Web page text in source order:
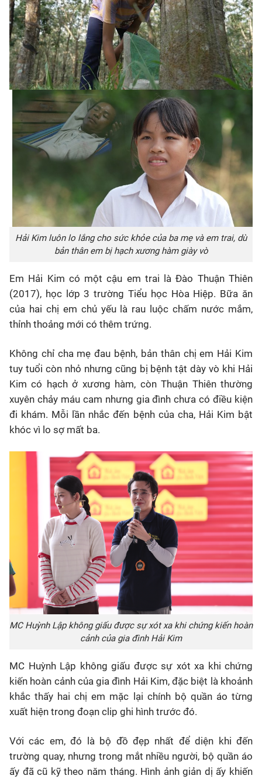
Hải Kim luôn lo lắng cho sức khỏe của ba mẹ và em trai, dù
bản thân em bị hạch xương hàm giày vò
Em Hải Kim có một cậu em trai là Đào Thuận Thiên
(2017), học lớp 3 trường Tiểu học Hòa Hiệp. Bữa ăn
của hai chị em chủ yếu là rau luộc chấm nước mắm,
thỉnh thoảng mới có thêm trứng.
Không chỉ cha mẹ đau bệnh, bản thân chị em Hải Kim
tuy tuổi còn nhỏ nhưng cũng bị bệnh tật dày vò khi Hải
Kim có hạch ở xương hàm, còn Thuận Thiên thường
xuyên chảy máu cam nhưng gia đình chưa có điều kiện
đi khám. Mỗi lần nhắc đến bệnh của cha, Hải Kim bật
khóc vì lo sợ mất ba.
MC Huỳnh Lập không giấu được sự xót xa khi chứng kiến hoàn
cảnh của gia đình Hải Kim
MC Huỳnh Lập không giấu được sự xót xa khi chứng
kiến hoàn cảnh của gia đình Hải Kim, đặc biệt là khoảnh
khắc thấy hai chị em mặc lại chính bộ quần áo từng
xuất hiện trong đoạn clip ghi hình trước đó.
Với các em, đó là bộ đồ đẹp nhất để diện khi đến
trường quay, nhưng trong mắt nhiều người, bộ quần áo
ấy đã cũ kỹ theo năm tháng. Hình ảnh giản dị ấy khiến